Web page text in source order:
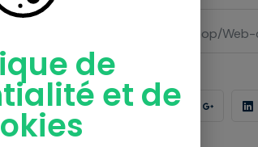
Photoshop/
de
et de